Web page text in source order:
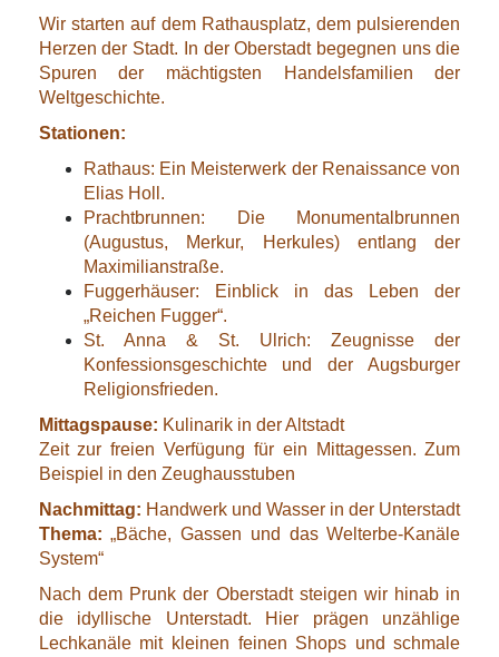
Wir starten auf dem Rathausplatz, dem pulsierenden
Herzen der Stadt. In der Oberstadt begegnen uns die
Spuren der mächtigsten Handelsfamilien der
Weltgeschichte.
Stationen:
Rathaus: Ein Meisterwerk der Renaissance von
Elias Holl.
Prachtbrunnen: Die Monumentalbrunnen
(Augustus, Merkur, Herkules) entlang der
Maximilianstraße.
Fuggerhäuser: Einblick in das Leben der
„Reichen Fugger“.
St. Anna & St. Ulrich: Zeugnisse der
Konfessionsgeschichte und der Augsburger
Religionsfrieden.
Mittagspause: Kulinarik in der Altstadt
Zeit zur freien Verfügung für ein Mittagessen. Zum
Beispiel in den Zeughausstuben
Nachmittag: Handwerk und Wasser in der Unterstadt
Thema: „Bäche, Gassen und das Welterbe-Kanäle
System“
Nach dem Prunk der Oberstadt steigen wir hinab in
die idyllische Unterstadt. Hier prägen unzählige
Lechkanäle mit kleinen feinen Shops und schmale